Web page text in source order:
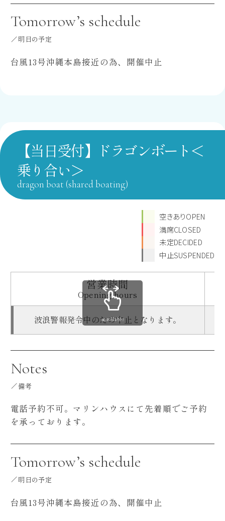
Tomorrow’s schedule
明日の予定
台風13号沖縄本島接近の為、開催中止
【当日受付】ドラゴンボート＜
乗り合い＞
dragon boat (shared boating)
空きありOPEN
満席CLOSED
未定DECIDED
中止SUSPENDED
営業時間
Opening hours
波浪警報発令中のため中止となります。
scrollable
Notes
備考
電話予約不可。マリンハウスにて先着順でご予約
を承っております。
Tomorrow’s schedule
明日の予定
台風13号沖縄本島接近の為、開催中止